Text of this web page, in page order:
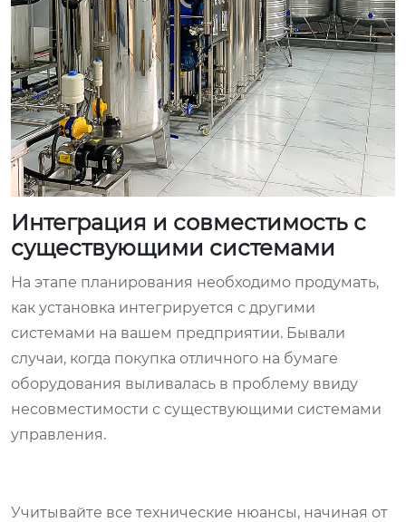
Интеграция и совместимость с
существующими системами
На этапе планирования необходимо продумать,
как установка интегрируется с другими
системами на вашем предприятии. Бывали
случаи, когда покупка отличного на бумаге
оборудования выливалась в проблему ввиду
несовместимости с существующими системами
управления.
Учитывайте все технические нюансы, начиная от